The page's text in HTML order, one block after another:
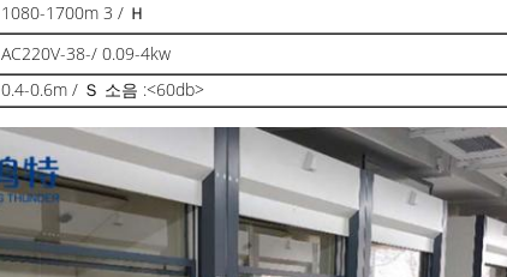
1080-1700m 3 / Ｈ
AC220V-38-/ 0.09-4kw
0.4-0.6m / Ｓ 소음 :<60db>